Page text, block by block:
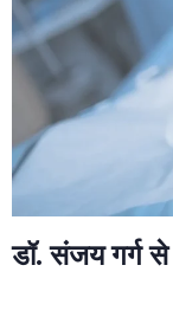
डॉ. संजय गर्ग